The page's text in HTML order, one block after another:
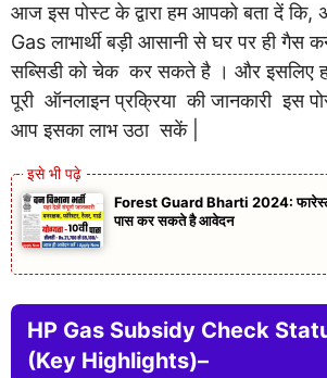
आज इस पोस्ट के द्वारा हम आपको बता दें
Gas लाभार्थी बड़ी आसानी से घर पर ही गैस
सब्सिडी को चेक कर सकते है । और इसलिए
पूरी ऑनलाइन प्रक्रिया की जानकारी इस
आप इसका लाभ उठा सकें |
Forest Guard Bharti 2024: फारेस्ट
पास कर सकते है आवेदन
HP Gas Subsidy Check
(Key Highlights)–